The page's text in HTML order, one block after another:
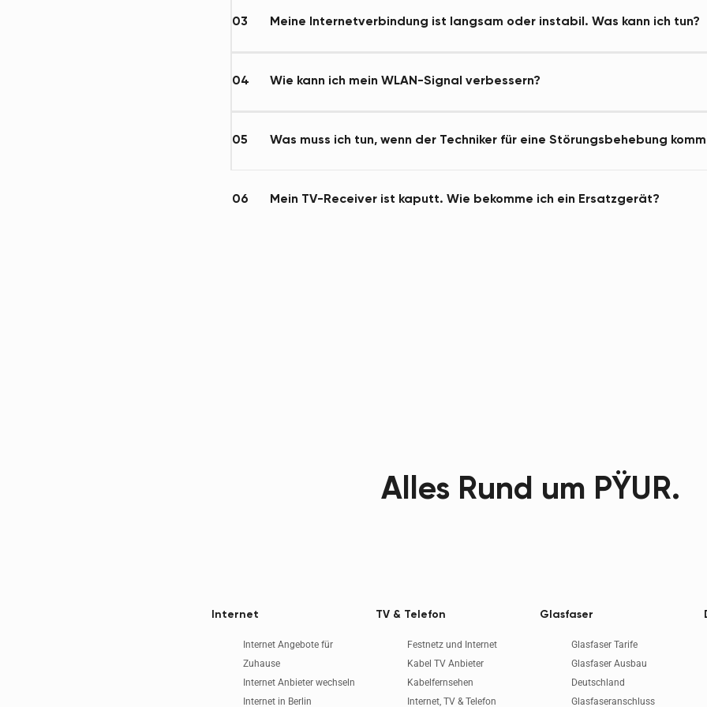
03 Meine Internetverbindung ist langsam oder instabil. Was kann ich tun?
04 Wie kann ich mein WLAN-Signal verbessern?
05 Was muss ich tun, wenn der Techniker für eine Störungsbehebung
06 Mein TV-Receiver ist kaputt. Wie bekomme ich ein Ersatzgerät?
Alles Rund um PŸUR.
Internet
Internet Angebote für
Zuhause
Internet Anbieter wechseln
Internet in Berlin
TV & Telefon
Festnetz und Internet
Kabel TV Anbieter
Kabelfernsehen
Internet, TV & Telefon
Glasfaser
Glasfaser Tarife
Glasfaser Ausbau
Deutschland
Glasfaseranschluss